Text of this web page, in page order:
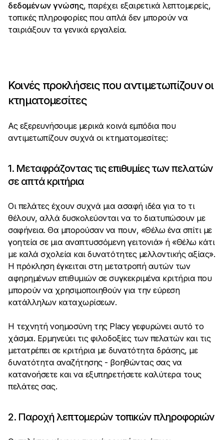
δεδομένων γνώσης, παρέχει εξαιρετικά λεπτομερείς,
τοπικές πληροφορίες που απλά δεν μπορούν να
ταιριάξουν τα γενικά εργαλεία.
Κοινές προκλήσεις που αντιμετωπίζουν οι
κτηματομεσίτες
Ας εξερευνήσουμε μερικά κοινά εμπόδια που
αντιμετωπίζουν συχνά οι κτηματομεσίτες:
1. Μεταφράζοντας τις επιθυμίες των πελατών
σε απτά κριτήρια
Οι πελάτες έχουν συχνά μια ασαφή ιδέα για το τι
θέλουν, αλλά δυσκολεύονται να το διατυπώσουν με
σαφήνεια. Θα μπορούσαν να πουν, «Θέλω ένα σπίτι με
γοητεία σε μια αναπτυσσόμενη γειτονιά» ή «Θέλω κάτι
με καλά σχολεία και δυνατότητες μελλοντικής αξίας».
Η πρόκληση έγκειται στη μετατροπή αυτών των
αφηρημένων επιθυμιών σε συγκεκριμένα κριτήρια που
μπορούν να χρησιμοποιηθούν για την εύρεση
κατάλληλων καταχωρίσεων.
Η τεχνητή νοημοσύνη της Placy γεφυρώνει αυτό το
χάσμα. Ερμηνεύει τις φιλοδοξίες των πελατών και τις
μετατρέπει σε κριτήρια με δυνατότητα δράσης, με
δυνατότητα αναζήτησης - βοηθώντας σας να
κατανοήσετε και να εξυπηρετήσετε καλύτερα τους
πελάτες σας.
2. Παροχή λεπτομερών τοπικών πληροφοριών